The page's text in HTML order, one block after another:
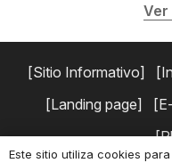
Ver
Sitio Informativo
Landing page
Este sitio utiliza cookies